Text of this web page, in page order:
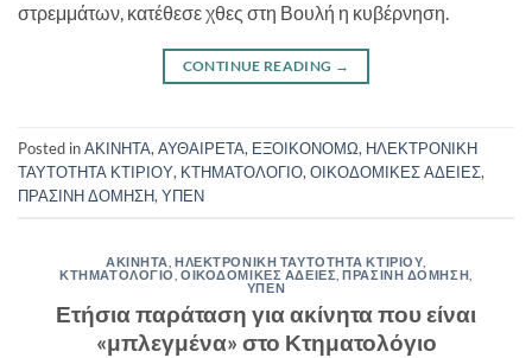
στρεμμάτων, κατέθεσε χθες στη Βουλή η κυβέρνηση.
CONTINUE READING →
Posted inΑΚΙΝΗΤΑ, ΑΥΘΑΙΡΕΤΑ, ΕΞΟΙΚΟΝΟΜΩ, ΗΛΕΚΤΡΟΝΙΚΗ
ΤΑΥΤΟΤΗΤΑ ΚΤΙΡΙΟΥ, ΚΤΗΜΑΤΟΛΟΓΙΟ, ΟΙΚΟΔΟΜΙΚΕΣ ΑΔΕΙΕΣ,
ΠΡΑΣΙΝΗ ΔΟΜΗΣΗ, ΥΠΕΝ
ΑΚΙΝΗΤΑ ,ΗΛΕΚΤΡΟΝΙΚΗ ΤΑΥΤΟΤΗΤΑ ΚΤΙΡΙΟΥ
ΚΤΗΜΑΤΟΛΟΓΙΟ ,ΟΙΚΟΔΟΜΙΚΕΣ ΑΔΕΙΕΣ ,ΠΡΑΣΙΝΗ ΔΟΜΗΣΗ
ΥΠΕΝ
Ετήσια παράταση για ακίνητα που είναι
«μπλεγμένα» στο Κτηματολόγιο